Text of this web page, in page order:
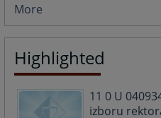
More
Highlighted
11 0 U
izboru